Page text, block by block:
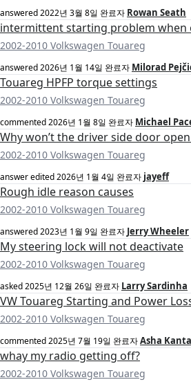
answered2022년 3월 8일 완료자 Rowan Seath
intermittent starting problem when
2002-2010 Volkswagen Touareg
answered2026년 1월 14일 완료자 Milorad
Touareg HPFP torque settings
2002-2010 Volkswagen Touareg
commented2026년 1월 8일 완료자 Michael
Why won’t the driver side door
2002-2010 Volkswagen Touareg
answer edited2026년 1월 4일 완료자 jayeff
Rough idle reason causes
2002-2010 Volkswagen Touareg
answered2023년 1월 9일 완료자 Jerry Wheeler
My steering lock will not deactivate
2002-2010 Volkswagen Touareg
asked2025년 12월 26일 완료자 Larry Sardinha
VW Touareg Starting and Power
2002-2010 Volkswagen Touareg
commented2025년 7월 19일 완료자Asha
whay my radio getting off?
2002-2010 Volkswagen Touareg